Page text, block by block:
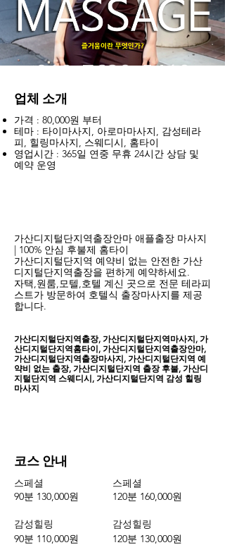
업체 소개
가격 : 80,000원 부터
테마 : 타이마사지, 아로마마사지, 감성테라
피, 힐링마사지, 스웨디시, 홈타이
영업시간 : 365일 연중 무휴 24시간 상담 및
예약 운영
가산디지털단지역​출장안마 애플출장 마사지
| 100% 안심 후불제 홈타이
가산디지털단지역 예약비 없는 안전한 가산
디지털단지역출장을 편하게 예약하세요.
자택,원룸,모텔,호텔 계신 곳으로 전문 테라피
스트가 방문하여 호텔식 출장마사지를 제공
합니다.
가산디지털단지역출장, 가산디지털단지역마사지, 가
산디지털단지역홈타이, 가산디지털단지역출장안마,
가산디지털단지역출장마사지, 가산디지털단지역 예
약비 없는 출장, 가산디지털단지역 출장 후불, 가산디
지털단지역 스웨디시, 가산디지털단지역 감성 힐링
마사지
코스 안내
스페셜
스페셜
90분 130,000원
120분 160,000원
​감성힐링
감성힐링
90분 110,000원
120분 130,000원